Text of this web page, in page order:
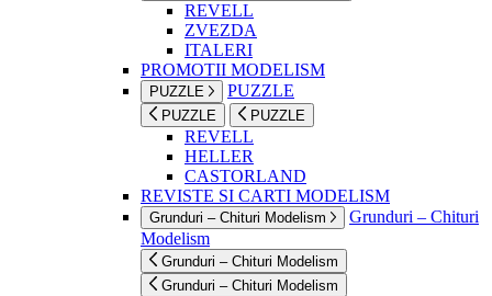
REVELL
ZVEZDA
ITALERI
PROMOTII MODELISM
PUZZLE PUZZLE
PUZZLE PUZZLE
REVELL
HELLER
CASTORLAND
REVISTE SI CARTI MODELISM
Grunduri – Chituri Modelism
Grunduri – Chituri
Modelism
Grunduri – Chituri Modelism
Grunduri – Chituri Modelism